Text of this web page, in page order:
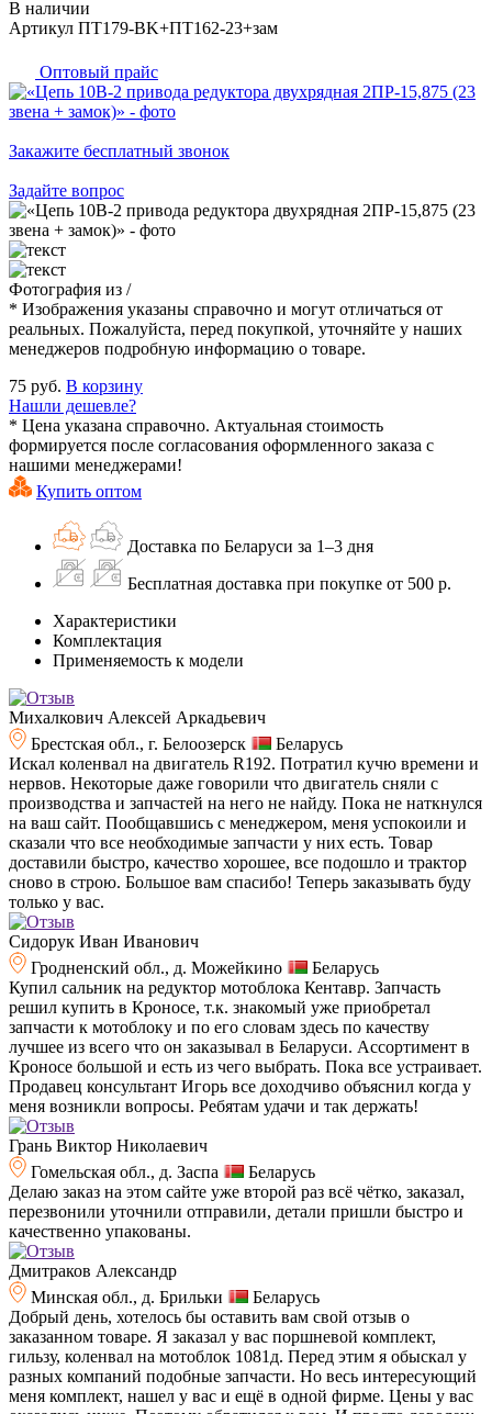
В наличии
Артикул ПТ179-BK+ПТ162-23+зам
Оптовый прайс
Закажите бесплатный звонок
Задайте вопрос
Фотография из /
* Изображения указаны справочно и могут отличаться от
реальных. Пожалуйста, перед покупкой, уточняйте у наших
менеджеров подробную информацию о товаре.
75 руб. В корзину
Нашли дешевле?
* Цена указана справочно. Актуальная стоимость
формируется после согласования оформленного заказа с
нашими менеджерами!
Купить оптом
Доставка по Беларуси за 1–3 дня
Бесплатная доставка при покупке от 500 р.
Характеристики
Комплектация
Применяемость к модели
Михалкович Алексей Аркадьевич
Брестская обл., г. Белоозерск
Беларусь
Искал коленвал на двигатель R192. Потратил кучю времени и
нервов. Некоторые даже говорили что двигатель сняли с
производства и запчастей на него не найду. Пока не наткнулся
на ваш сайт. Пообщавшись с менеджером, меня успокоили и
сказали что все необходимые запчасти у них есть. Товар
доставили быстро, качество хорошее, все подошло и трактор
сново в строю. Большое вам спасибо! Теперь заказывать буду
только у вас.
Сидорук Иван Иванович
Гродненский обл., д. Можейкино
Беларусь
Купил сальник на редуктор мотоблока Кентавр. Запчасть
решил купить в Кроносе, т.к. знакомый уже приобретал
запчасти к мотоблоку и по его словам здесь по качеству
лучшее из всего что он заказывал в Беларуси. Ассортимент в
Кроносе большой и есть из чего выбрать. Пока все устраивает.
Продавец консультант Игорь все доходчиво объяснил когда у
меня возникли вопросы. Ребятам удачи и так держать!
Грань Виктор Николаевич
Гомельская обл., д. Заспа
Беларусь
Делаю заказ на этом сайте уже второй раз всё чётко, заказал,
перезвонили уточнили отправили, детали пришли быстро и
качественно упакованы.
Дмитраков Александр
Минская обл., д. Брильки
Беларусь
Добрый день, хотелось бы оставить вам свой отзыв о
заказанном товаре. Я заказал у вас поршневой комплект,
гильзу, коленвал на мотоблок 1081д. Перед этим я обыскал у
разных компаний подобные запчасти. Но весь интересующий
меня комплект, нашел у вас и ещё в одной фирме. Цены у вас